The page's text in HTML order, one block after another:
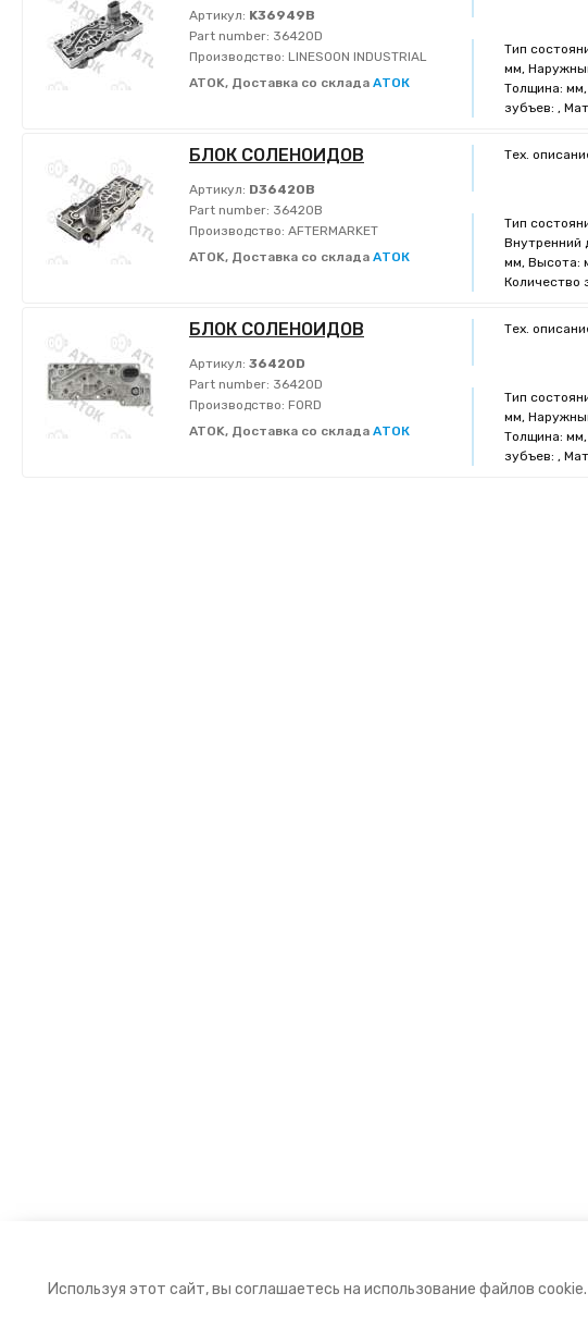
Артикул: K36949B
Part number: 36420D
Производство: LINESOON INDUSTRIAL
ATOK, Доставка со склада АТОК
Тип
мм,
Толщина:
зубъев: ,
БЛОК СОЛЕНОИДОВ
Артикул: D36420B
Part number: 36420B
Производство: AFTERMARKET
ATOK, Доставка со склада АТОК
Тех.
Тип
Внутренний
мм, Высота:
Количество
БЛОК СОЛЕНОИДОВ
Артикул: 36420D
Part number: 36420D
Производство: FORD
ATOK, Доставка со склада АТОК
Тех.
Тип
мм,
Толщина:
зубъев: ,
Используя этот сайт, вы соглашаетесь на использование файлов